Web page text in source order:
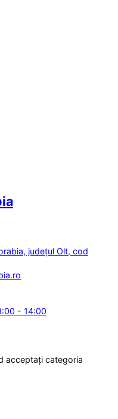
județul Olt, cod
- 14:00
acceptați categoria